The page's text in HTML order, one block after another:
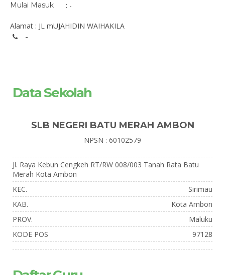
Mulai Masuk : -
Alamat : JL mUJAHIDIN WAIHAKILA
-
Data Sekolah
SLB NEGERI BATU MERAH AMBON
NPSN : 60102579
Jl. Raya Kebun Cengkeh RT/RW 008/003 Tanah Rata Batu
Merah Kota Ambon
KEC.
Sirimau
KAB.
Kota Ambon
PROV.
Maluku
KODE POS
97128